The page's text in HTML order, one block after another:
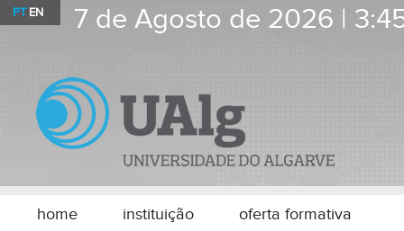
PTEN 7 de Agosto de 2026 |
home instituição oferta formativa